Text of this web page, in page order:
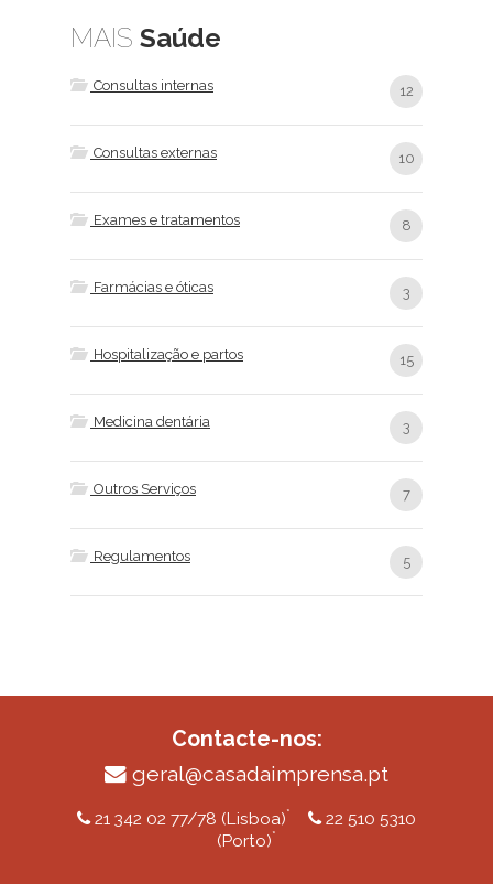
MAIS Saúde
Consultas internas 12
Consultas externas 10
Exames e tratamentos 8
Farmácias e óticas 3
Hospitalização e partos 15
Medicina dentária 3
Outros Serviços 7
Regulamentos 5
Contacte-nos:
geral@casadaimprensa.pt
21 342 02 77/78 (Lisboa)*
22 510 5310
(Porto)*